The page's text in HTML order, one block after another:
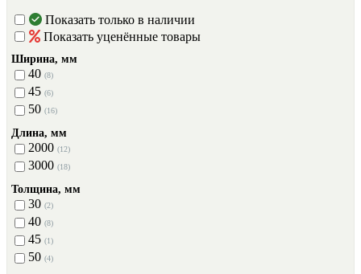
Показать только в наличии
Показать уценённые товары
Ширина, мм
40 (8)
45 (6)
50 (16)
Длина, мм
2000 (12)
3000 (18)
Толщина, мм
30 (2)
40 (8)
45 (1)
50 (4)